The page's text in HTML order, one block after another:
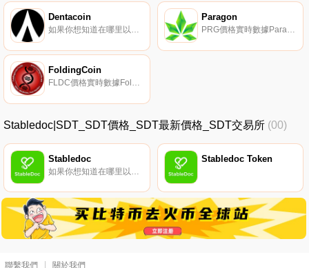
Dentacoin
如果你想知道在哪里以當前價格購買Dentacoin,目前交易{Dentacoin]股票的頂級加密貨幣交易所是CoinTiger、HitBTC、LATOKEN、HotDCNt和Mercatox。您可以在我們的加密貨幣交易所頁面上找到其他列表.
Paragon
PRG價格實時數據Paragon（PRG）是一種加密貨幣,在以太坊平臺上運行。Paragon目前的供應量為1649360509.401132,流通中有22266193.8951。最近已知的Paragon價格為0.00248444美元,在過去24小時內上漲了0.00.
FoldingCoin
FLDC價格實時數據FoldingCoin（FLDC）是一種加密貨幣。FoldingCoin目前的供應量為1000000000,流通量為778797162。FoldingCoin的最后已知價格為0.0002745美元,在過去24小時內上漲了0.00.
Stabledoc|SDT_SDT價格_SDT最新價格_SDT交易所 (00)
Stabledoc Stabledoc Token
聯繫我們 關於我們